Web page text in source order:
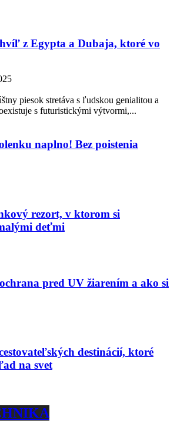
z Egypta a Dubaja, ktoré vo
piesok stretáva s ľudskou genialitou a
s futuristickými výtvormi,...
naplno! Bez poistenia
rezort, v ktorom si
deťmi
pred UV žiarením a ako si
destinácií, ktoré
na svet